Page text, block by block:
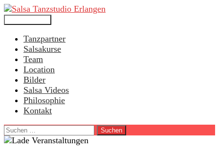
Search
content
Tanzpartner
Salsakurse
Team
Location
Bilder
Salsa Videos
Philosophie
Kontakt
Suchen
nach: